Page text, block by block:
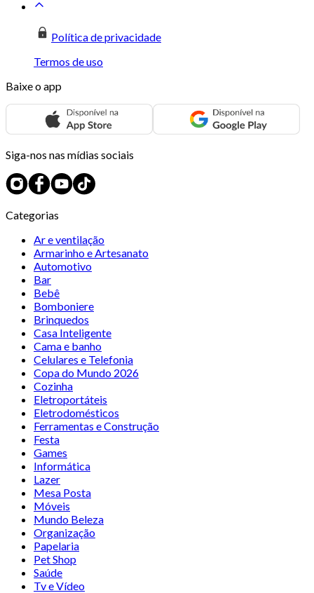
Política de privacidade
Termos de uso
Baixe o app
Siga-nos nas mídias sociais
Categorias
Ar e ventilação
Armarinho e Artesanato
Automotivo
Bar
Bebê
Bomboniere
Brinquedos
Casa Inteligente
Cama e banho
Celulares e Telefonia
Copa do Mundo 2026
Cozinha
Eletroportáteis
Eletrodomésticos
Ferramentas e Construção
Festa
Games
Informática
Lazer
Mesa Posta
Móveis
Mundo Beleza
Organização
Papelaria
Pet Shop
Saúde
Tv e Vídeo